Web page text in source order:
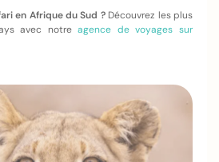
en Afrique du Sud ?Découvrez les plus
avec notreagence de voyages sur